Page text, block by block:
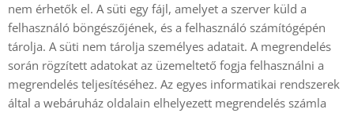
nem érhetők el. A süti egy fájl, amelyet a szerver küld a
felhasználó böngészőjének, és a felhasználó számítógépén
tárolja. A süti nem tárolja személyes adatait. A megrendelés
során rögzített adatokat az üzemeltető fogja felhasználni a
megrendelés teljesítéséhez. Az egyes informatikai rendszerek
által a webáruház oldalain elhelyezett megrendelés számla